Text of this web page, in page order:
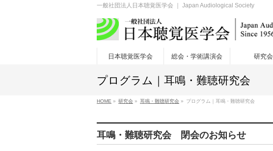
一般社団法人日本聴覚医学会 ｜ Japan Audiological Society
日本聴覚医学会 総会・学術講演会 研究会
プログラム｜耳鳴・難聴研究会
HOME » 研究会 » 耳鳴・難聴研究会 » プログラム｜耳鳴・難聴研究会
耳鳴・難聴研究会 閉会のお知らせ